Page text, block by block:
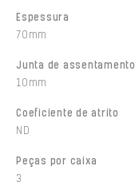
Espessura
70mm
Junta de assentamento
10mm
Coeficiente de atrito
ND
Peças por caixa
3